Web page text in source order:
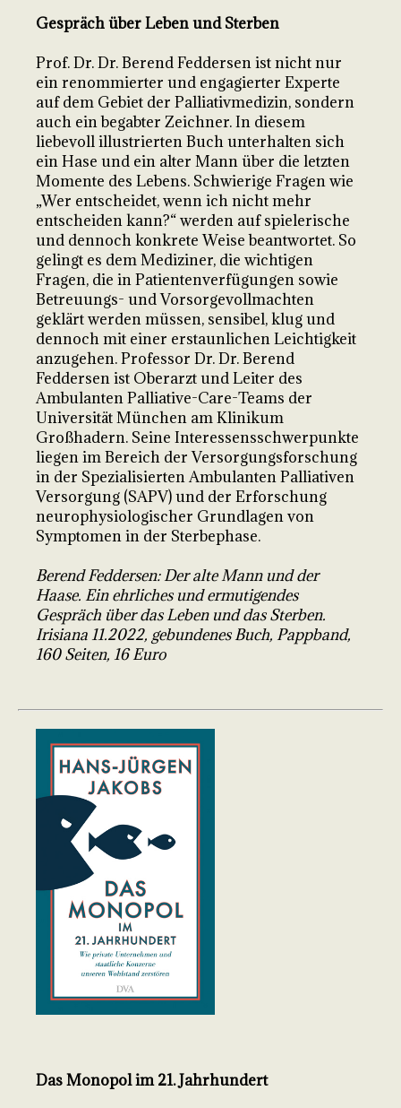
Gespräch über Leben und Sterben
Prof. Dr. Dr. Berend Feddersen ist nicht nur
ein renommierter und engagierter Experte
auf dem Gebiet der Palliativmedizin, sondern
auch ein begabter Zeichner. In diesem
liebevoll illustrierten Buch unterhalten sich
ein Hase und ein alter Mann über die letzten
Momente des Lebens. Schwierige Fragen wie
„Wer entscheidet, wenn ich nicht mehr
entscheiden kann?“ werden auf spielerische
und dennoch konkrete Weise beantwortet. So
gelingt es dem Mediziner, die wichtigen
Fragen, die in Patientenverfügungen sowie
Betreuungs- und Vorsorgevollmachten
geklärt werden müssen, sensibel, klug und
dennoch mit einer erstaunlichen Leichtigkeit
anzugehen. Professor Dr. Dr. Berend
Feddersen ist Oberarzt und Leiter des
Ambulanten Palliative-Care-Teams der
Universität München am Klinikum
Großhadern. Seine Interessensschwerpunkte
liegen im Bereich der Versorgungsforschung
in der Spezialisierten Ambulanten Palliativen
Versorgung (SAPV) und der Erforschung
neurophysiologischer Grundlagen von
Symptomen in der Sterbephase.
Berend Feddersen: Der alte Mann und der
Haase. Ein ehrliches und ermutigendes
Gespräch über das Leben und das Sterben.
Irisiana 11.2022, gebundenes Buch, Pappband,
160 Seiten, 16 Euro
Das Monopol im 21. Jahrhundert